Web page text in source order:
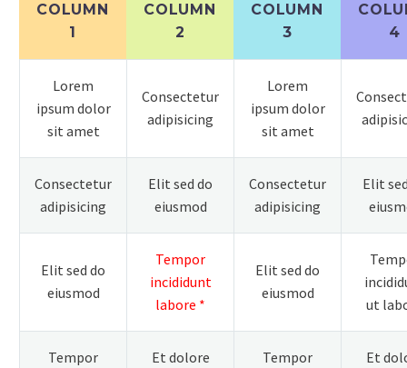
COLUMN
1
COLUMN
2
COLUMN
3
4
Lorem
ipsum dolor
sit amet
Consectetur
adipisicing
Lorem
ipsum dolor
sit amet
Consectetur
adipisicing
Elit sed do
eiusmod
Consectetur
adipisicing
Elit
Elit sed do
eiusmod
Tempor
incididunt
labore *
Elit sed do
eiusmod
ut
Tempor
Et dolore
Tempor
Et